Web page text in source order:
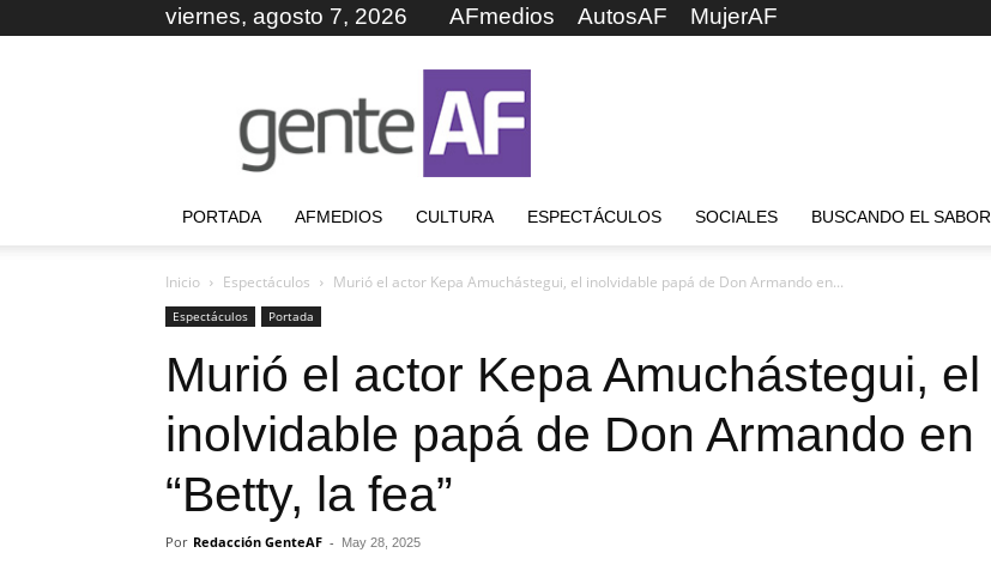
viernes, agosto 7, 2026 AFmedios AutosAF MujerAF
PORTADA AFMEDIOS CULTURA ESPECTÁCULOS SOCIALES BUSCANDO EL SABOR
Inicio Espectáculos Murió el actor Kepa Amuchástegui, el inolvidable papá de Don Armando en...
Espectáculos Portada
Murió el actor Kepa Amuchástegui, el
inolvidable papá de Don Armando en
“Betty, la fea”
Por Redacción GenteAF - May 28, 2025